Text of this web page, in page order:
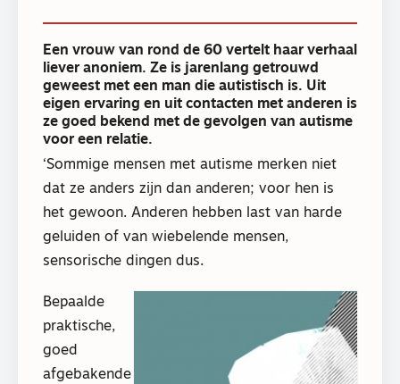
Een vrouw van rond de 60 vertelt haar verhaal
liever anoniem. Ze is jarenlang getrouwd
geweest met een man die autistisch is. Uit
eigen ervaring en uit contacten met anderen is
ze goed bekend met de gevolgen van autisme
voor een relatie.
‘Sommige mensen met autisme merken niet
dat ze anders zijn dan anderen; voor hen is
het gewoon. Anderen hebben last van harde
geluiden of van wiebelende mensen,
sensorische dingen dus.
Bepaalde
praktische,
goed
afgebakende